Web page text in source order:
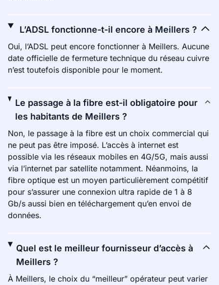
L’ADSL fonctionne-t-il encore à Meillers ?
Oui, l’ADSL peut encore fonctionner à Meillers. Aucune
date officielle de fermeture technique du réseau cuivre
n’est toutefois disponible pour le moment.
Le passage à la fibre est-il obligatoire pour
les habitants de Meillers ?
Non, le passage à la fibre est un choix commercial qui
ne peut pas être imposé. L’accès à internet est
possible via les réseaux mobiles en 4G/5G, mais aussi
via l’internet par satellite notamment. Néanmoins, la
fibre optique est un moyen particulièrement compétitif
pour s’assurer une connexion ultra rapide de 1 à 8
Gb/s aussi bien en téléchargement qu’en envoi de
données.
Quel est le meilleur fournisseur d’accès à
Meillers ?
À Meillers, le choix du “meilleur” opérateur peut varier